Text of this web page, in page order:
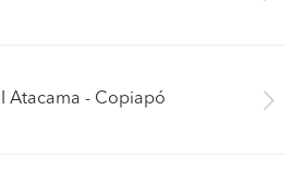
Atacama - Copiapó